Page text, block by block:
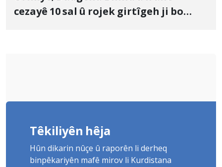
cezayê 10 sal û rojek girtîgeh ji bo
Têkiliyên hêja
Hûn dikarin nûçe û raporên li derheq
binpêkariyên mafê mirov li Kurdistana